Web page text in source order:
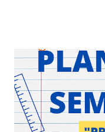
semana. Esperando
fortalecer los procesos
alumnos alcacen los
los creadores de estos
dedicacion y trabajo